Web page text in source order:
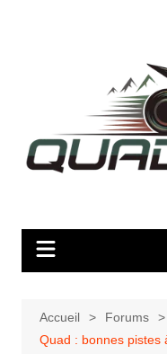
Accueil Forums
Quad : bonnes pistes